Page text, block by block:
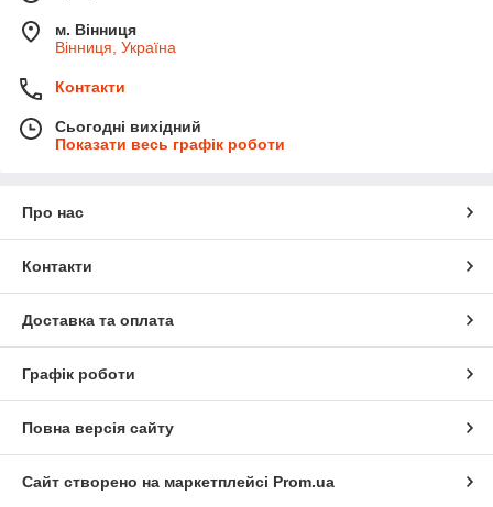
м. Вінниця
Вінниця, Україна
Контакти
Сьогодні вихідний
Показати весь графік роботи
Про нас
Контакти
Доставка та оплата
Графік роботи
Повна версія сайту
Сайт створено на маркетплейсі Prom.ua